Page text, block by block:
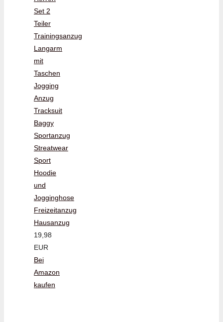
Set 2
Teiler
Trainingsanzug
Langarm
mit
Taschen
Jogging
Anzug
Tracksuit
Baggy
Sportanzug
Streatwear
Sport
Hoodie
und
Jogginghose
Freizeitanzug
Hausanzug
19,98
EUR
Bei
Amazon
kaufen